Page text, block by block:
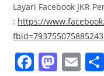
Layari Facebook JKR
: https://
F M E